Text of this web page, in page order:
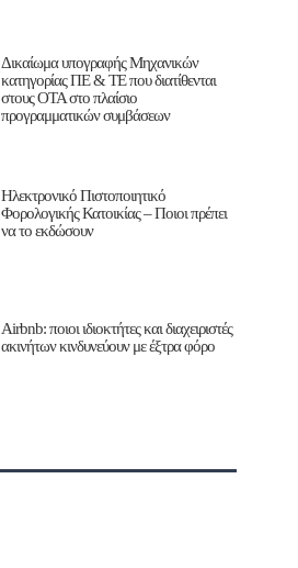
Δικαίωμα υπογραφής Μηχανικών
κατηγορίας ΠΕ & ΤΕ που διατίθενται
στους ΟΤΑ στο πλαίσιο
προγραμματικών συμβάσεων
Ηλεκτρονικό Πιστοποιητικό
Φορολογικής Κατοικίας – Ποιοι πρέπει
να το εκδώσουν
Airbnb: ποιοι ιδιοκτήτες και διαχειριστές
ακινήτων κινδυνεύουν με έξτρα φόρο